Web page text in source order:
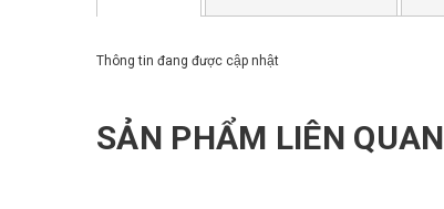
Thông tin đang được cập nhật
SẢN PHẨM LIÊN QUAN